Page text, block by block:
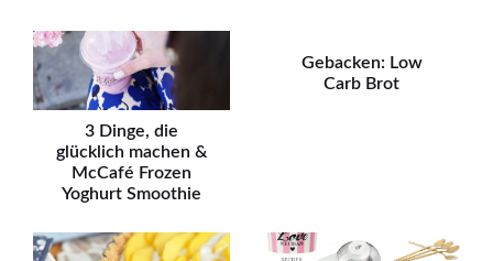
3 Dinge, die
glücklich machen &
McCafé Frozen
Yoghurt Smoothie
Gebacken: Low
Carb Brot